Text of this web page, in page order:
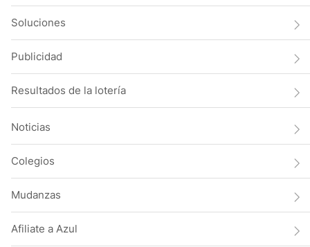
Soluciones
Publicidad
Resultados de la lotería
Noticias
Colegios
Mudanzas
Afiliate a Azul